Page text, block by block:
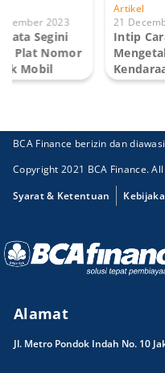
2023
Segini
Plat Nomor
Mobil
Artikel
21
Intip
Diblokir
BCA Finance berizin dan
Copyright 2021 BCA Finance.
Syarat & Ketentuan
Alamat
Jl. Metro Pondok Indah No. 10